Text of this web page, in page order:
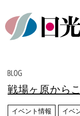
戦場ヶ原から
イベント情報 イベ